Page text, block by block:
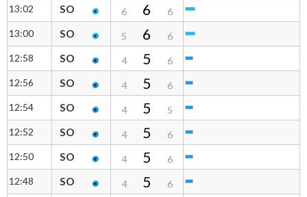
13:02
SO 6 6
6
13:00
SO 5 6
6
12:58
SO 4 5
6
12:56
SO 4 5
6
12:54
SO 4 5
5
12:52
SO 4 5
6
12:50
SO 4 5
6
12:48
SO 4 5
6